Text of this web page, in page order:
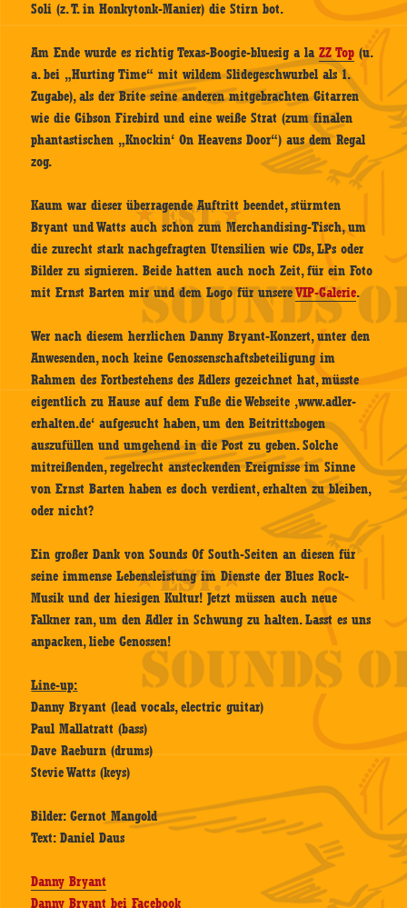
Soli (z. T. in Honkytonk-Manier) die Stirn bot.
Am Ende wurde es richtig Texas-Boogie-bluesig a laZZ Top (u.
a. bei „Hurting Time“ mit wildem Slidegeschwurbel als 1.
Zugabe), als der Brite seine anderen mitgebrachten Gitarren
wie die Gibson Firebird und eine weiße Strat (zum finalen
phantastischen „Knockin‘ On Heavens Door“) aus dem Regal
zog.
Kaum war dieser überragende Auftritt beendet, stürmten
Bryant und Watts auch schon zum Merchandising-Tisch, um
die zurecht stark nachgefragten Utensilien wie CDs, LPs oder
Bilder zu signieren. Beide hatten auch noch Zeit, für ein Foto
mit Ernst Barten mir und dem Logo für unsereVIP-Galerie.
Wer nach diesem herrlichen Danny Bryant-Konzert, unter den
Anwesenden, noch keine Genossenschaftsbeteiligung im
Rahmen des Fortbestehens des Adlers gezeichnet hat, müsste
eigentlich zu Hause auf dem Fuße die Webseite ‚www.adler-
erhalten.de‘ aufgesucht haben, um den Beitrittsbogen
auszufüllen und umgehend in die Post zu geben. Solche
mitreißenden, regelrecht ansteckenden Ereignisse im Sinne
von Ernst Barten haben es doch verdient, erhalten zu bleiben,
oder nicht?
Ein großer Dank von Sounds Of South-Seiten an diesen für
seine immense Lebensleistung im Dienste der Blues Rock-
Musik und der hiesigen Kultur! Jetzt müssen auch neue
Falkner ran, um den Adler in Schwung zu halten. Lasst es uns
anpacken, liebe Genossen!
Line-up:
Danny Bryant (lead vocals, electric guitar)
Paul Mallatratt (bass)
Dave Raeburn (drums)
Stevie Watts (keys)
Bilder: Gernot Mangold
Text: Daniel Daus
Danny Bryant
Danny Bryant bei Facebook